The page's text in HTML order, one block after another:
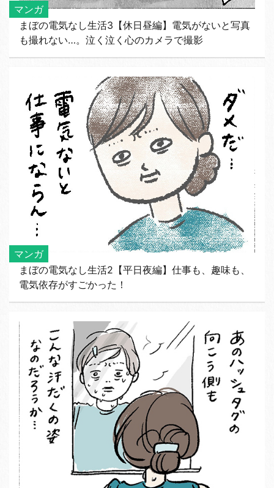
マンガ
まぼの電気なし生活3【休日昼編】電気がないと写真
も撮れない…。泣く泣く心のカメラで撮影
マンガ
まぼの電気なし生活2【平日夜編】仕事も、趣味も、
電気依存がすごかった！